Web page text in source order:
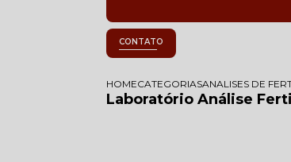
CONTATO
HOMECATEGORIASANALISES DE
Laboratório Análise